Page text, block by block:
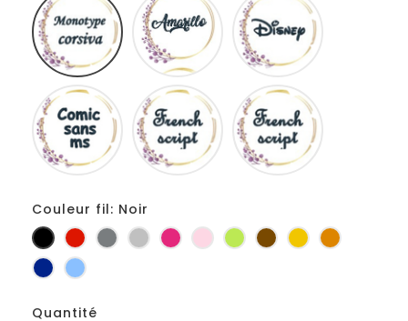
corsiva
Comic
sans
ms
French
script
Couleur fil: Noir
Noir RougeGris
foncé
Gris
clair
Fuchsia
RoseAnis MarronJaune
d'or
Orange
MarineBleu
Quantité